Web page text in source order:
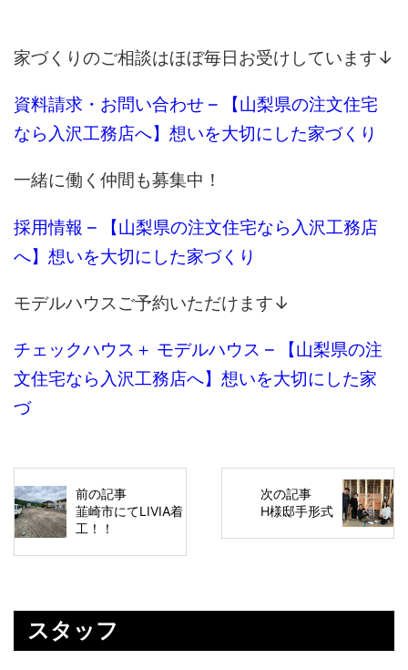
家づくりのご相談はほぼ毎日お受けしています↓
資料請求・お問い合わせ – 【山梨県の注文住宅
なら入沢工務店へ】想いを大切にした家づくり
一緒に働く仲間も募集中！
採用情報 – 【山梨県の注文住宅なら入沢工務店
へ】想いを大切にした家づくり
モデルハウスご予約いただけます↓
チェックハウス＋ モデルハウス – 【山梨県の注
文住宅なら入沢工務店へ】想いを大切にした家
づ
前の記事
韮崎市にてLIVIA着
工！！
次の記事
H様邸手形式
スタッフ